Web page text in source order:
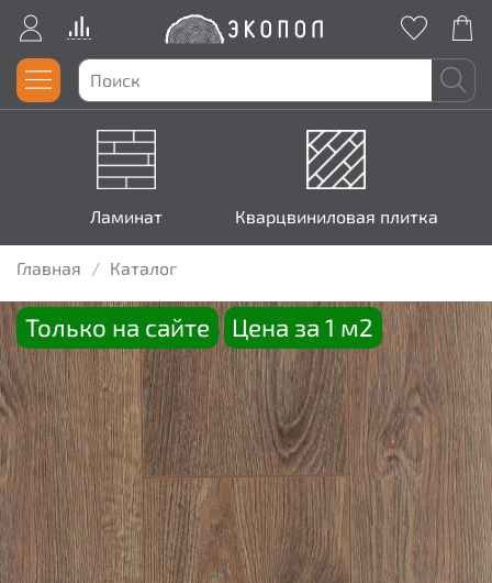
Ламинат Кварцвиниловая плитка
Главная Каталог
Только на сайте Цена за 1 м2